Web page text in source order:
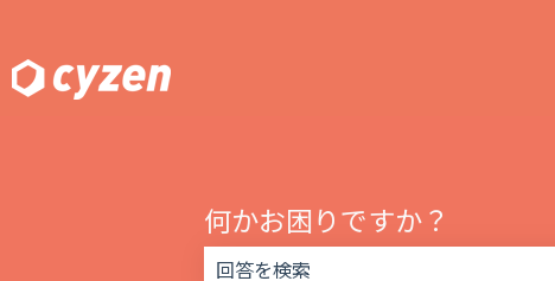
何かお困りですか？